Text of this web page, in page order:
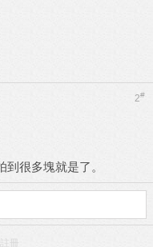
2#
很多塊就是了。